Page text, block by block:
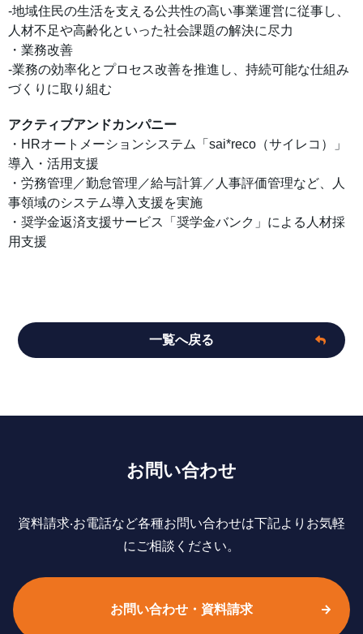
-地域住民の生活を支える公共性の高い事業運営に従事し、
人材不足や高齢化といった社会課題の解決に尽力
・業務改善
-業務の効率化とプロセス改善を推進し、持続可能な仕組み
づくりに取り組む
アクティブアンドカンパニー
・HRオートメーションシステム「sai*reco（サイレコ）」
導入・活用支援
・労務管理／勤怠管理／給与計算／人事評価管理など、人
事領域のシステム導入支援を実施
・奨学金返済支援サービス「奨学金バンク」による人材採
用支援
一覧へ戻る
お問い合わせ
資料請求‧お電話など各種お問い合わせは下記よりお気軽
にご相談ください。
お問い合わせ・資料請求